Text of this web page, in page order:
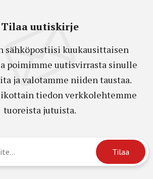
Tilaa uutiskirje
sähköpostiisi kuukausittaisen
poimimme uutisvirrasta sinulle
ja valotamme niiden taustaa.
tiedon verkkolehtemme
tuoreista jutuista.